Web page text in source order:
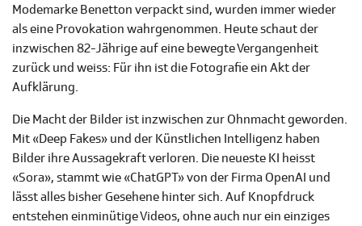
Modemarke Benetton verpackt sind, wurden immer wieder
als eine Provokation wahrgenommen. Heute schaut der
inzwischen 82-Jährige auf eine bewegte Vergangenheit
zurück und weiss: Für ihn ist die Fotografie ein Akt der
Aufklärung.
Die Macht der Bilder ist inzwischen zur Ohnmacht geworden.
Mit «Deep Fakes» und der Künstlichen Intelligenz haben
Bilder ihre Aussagekraft verloren. Die neueste KI heisst
«Sora», stammt wie «ChatGPT» von der Firma OpenAI und
lässt alles bisher Gesehene hinter sich. Auf Knopfdruck
entstehen einminütige Videos, ohne auch nur ein einziges